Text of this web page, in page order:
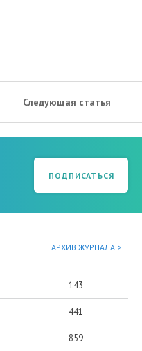
Следующая статья
ПОДПИСАТЬСЯ
АРХИВ ЖУРНАЛА >
143
441
859